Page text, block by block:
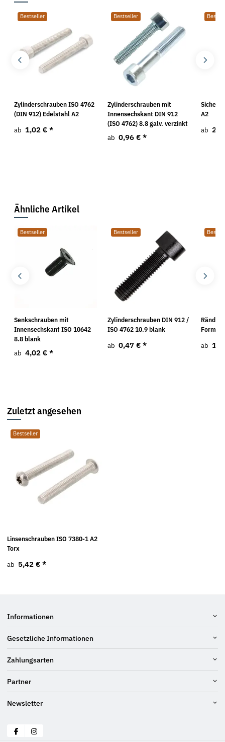
Bestseller
Zylinderschrauben ISO 4762
(DIN 912) Edelstahl A2
ab 1,02 € *
Bestseller
Zylinderschrauben mit
Innensechskant DIN 912
(ISO 4762) 8.8 galv. verzinkt
ab 0,96 € *
A2
ab
Ähnliche Artikel
Bestseller
Senkschrauben mit
Innensechskant ISO 10642
8.8 blank
ab 4,02 € *
Bestseller
Zylinderschrauben DIN 912 /
ISO 4762 10.9 blank
ab 0,47 € *
Form
ab
Zuletzt angesehen
Bestseller
Linsenschrauben ISO 7380-1 A2
Torx
ab 5,42 € *
Informationen
Gesetzliche Informationen
Zahlungsarten
Partner
Newsletter